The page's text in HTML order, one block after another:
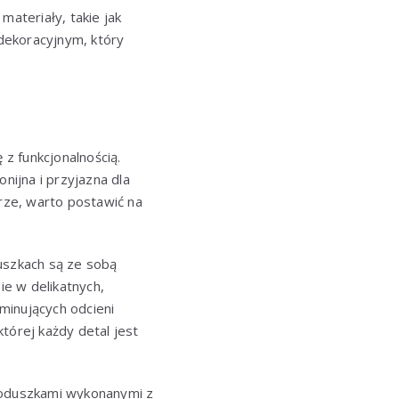
takie jak
który
funkcjonalnością.
i przyjazna dla
warto postawić na
są ze sobą
w delikatnych,
odcieni
każdy detal jest
wykonanymi z